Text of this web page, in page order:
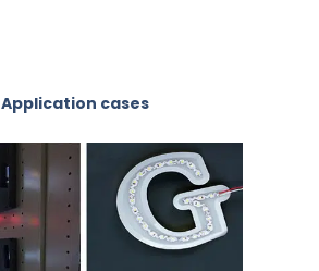
Application cases